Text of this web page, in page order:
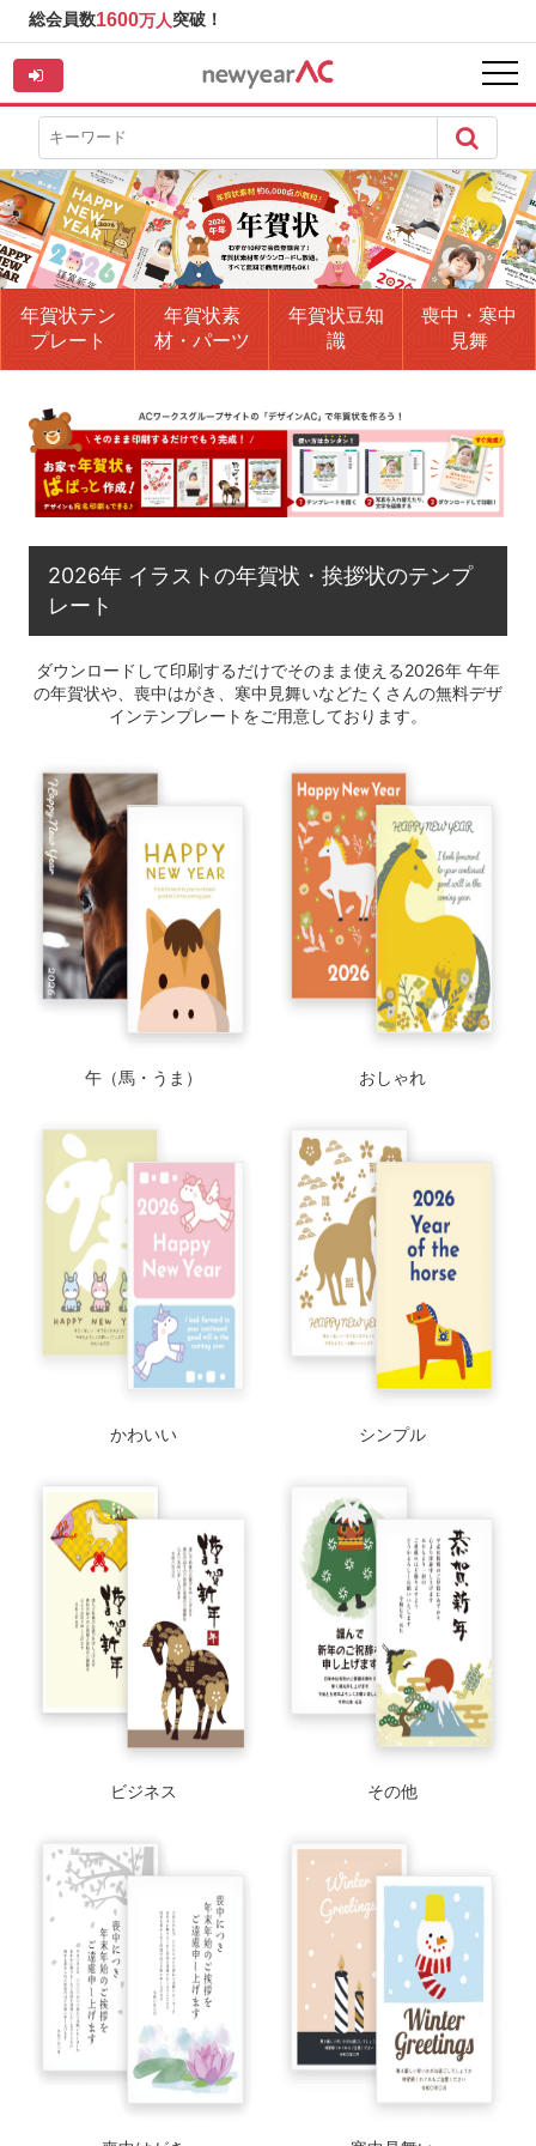
総会員数1600万人突破！
年賀状テン
プレート
年賀状素
材・パーツ
年賀状豆知
識
喪中・寒中
見舞
2026年 イラストの年賀状・挨拶状のテンプ
レート
ダウンロードして印刷するだけでそのまま使える2026年 午年
の年賀状や、喪中はがき、寒中見舞いなどたくさんの無料デザ
インテンプレートをご用意しております。
午（馬・うま） おしゃれ
かわいい シンプル
ビジネス その他